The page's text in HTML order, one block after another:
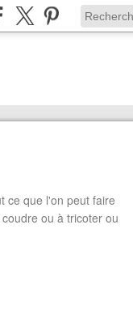
ce que l'on peut faire
ou à tricoter ou